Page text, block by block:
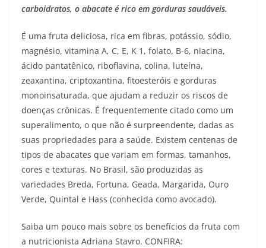
carboidratos, o abacate é rico em gorduras saudáveis.
É uma fruta deliciosa, rica em fibras, potássio, sódio,
magnésio, vitamina A, C, E, K 1, folato, B-6, niacina,
ácido pantatênico, riboflavina, colina, luteína,
zeaxantina, criptoxantina, fitoesteróis e gorduras
monoinsaturada, que ajudam a reduzir os riscos de
doenças crônicas. É frequentemente citado como um
superalimento, o que não é surpreendente, dadas as
suas propriedades para a saúde. Existem centenas de
tipos de abacates que variam em formas, tamanhos,
cores e texturas. No Brasil, são produzidas as
variedades Breda, Fortuna, Geada, Margarida, Ouro
Verde, Quintal e Hass (conhecida como avocado).
Saiba um pouco mais sobre os benefícios da fruta com
a nutricionista Adriana Stavro. CONFIRA: